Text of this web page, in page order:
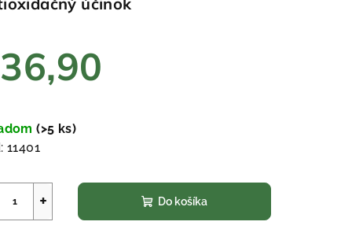
(>5 ks)
11401
+ Do košíka